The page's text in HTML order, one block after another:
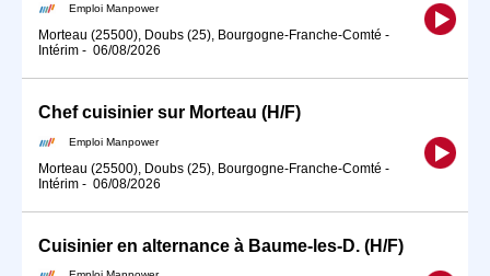
Emploi Manpower
Morteau (25500), Doubs (25), Bourgogne-Franche-Comté -
Intérim - 06/08/2026
Chef cuisinier sur Morteau (H/F)
Emploi Manpower
Morteau (25500), Doubs (25), Bourgogne-Franche-Comté -
Intérim - 06/08/2026
Cuisinier en alternance à Baume-les-D. (H/F)